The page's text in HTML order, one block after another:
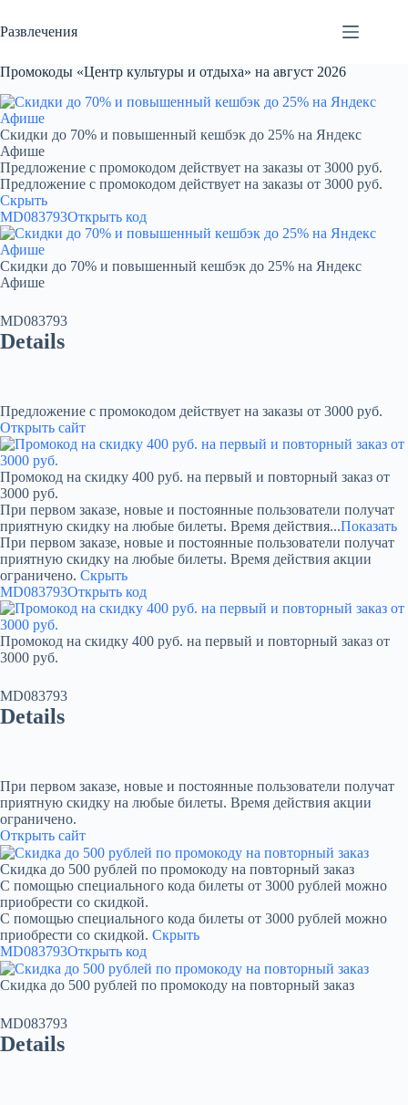
к
сути
Развлечения
Промокоды «Центр культуры и отдыха» на август 2026
Скидки до 70% и повышенный кешбэк до 25% на Яндекс
Афише
Предложение с промокодом действует на заказы от 3000 руб.
Предложение с промокодом действует на заказы от 3000 руб.
Скрыть
MD083793Открыть код
Скидки до 70% и повышенный кешбэк до 25% на Яндекс
Афише
MD083793
Details
Предложение с промокодом действует на заказы от 3000 руб.
Открыть сайт
Промокод на скидку 400 руб. на первый и повторный заказ от
3000 руб.
При первом заказе, новые и постоянные пользователи получат
приятную скидку на любые билеты. Время действия...Показать
При первом заказе, новые и постоянные пользователи получат
приятную скидку на любые билеты. Время действия акции
ограничено. Скрыть
MD083793Открыть код
Промокод на скидку 400 руб. на первый и повторный заказ от
3000 руб.
MD083793
Details
При первом заказе, новые и постоянные пользователи получат
приятную скидку на любые билеты. Время действия акции
ограничено.
Открыть сайт
Скидка до 500 рублей по промокоду на повторный заказ
С помощью специального кода билеты от 3000 рублей можно
приобрести со скидкой.
С помощью специального кода билеты от 3000 рублей можно
приобрести со скидкой. Скрыть
MD083793Открыть код
Скидка до 500 рублей по промокоду на повторный заказ
MD083793
Details